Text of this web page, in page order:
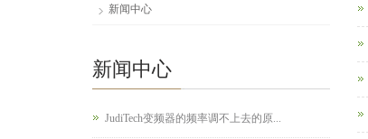
新闻中心
新闻中心
JudiTech变频器的频率调不上去的原...